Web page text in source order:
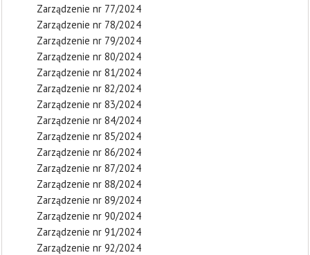
Zarządzenie nr 77/2024
Zarządzenie nr 78/2024
Zarządzenie nr 79/2024
Zarządzenie nr 80/2024
Zarządzenie nr 81/2024
Zarządzenie nr 82/2024
Zarządzenie nr 83/2024
Zarządzenie nr 84/2024
Zarządzenie nr 85/2024
Zarządzenie nr 86/2024
Zarządzenie nr 87/2024
Zarządzenie nr 88/2024
Zarządzenie nr 89/2024
Zarządzenie nr 90/2024
Zarządzenie nr 91/2024
Zarządzenie nr 92/2024